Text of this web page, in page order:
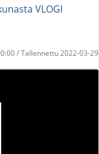
VLOGI
/ Tallennettu 2022-03-29